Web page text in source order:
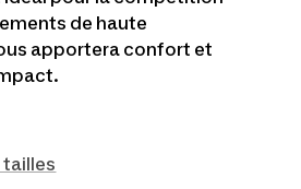
de haute
apportera confort et
tailles